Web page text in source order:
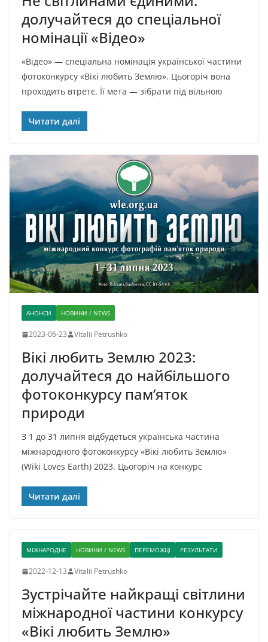
долучайтеся до спеціальної
номінації «Відео»
«Відео» — спеціальна номінація української частини
фотоконкурсу «Вікі любить Землю». Цьогоріч вона
проходить втретє. Її мета — зібрати під вільною
Читати далі
АНОНСИ НОВИНИ / NEWS
2023-06-23 Vitalii Petrushko
Вікі любить Землю 2023:
долучайтеся до найбільшого
фотоконкурсу пам’яток
природи
З 1 до 31 липня відбудеться українська частина
міжнародного фотоконкурсу «Вікі любить Землю»
(Wiki Loves Earth) 2023. Цьогоріч на конкурс
Читати далі
МІЖНАРОДНЕ НОВИНИ / NEWS ПЕРЕМОЖЦІ РЕЗУЛЬТАТИ
2022-12-13 Vitalii Petrushko
Зустрічайте найкращі світлини
міжнародної частини конкурсу
«Вікі любить Землю»